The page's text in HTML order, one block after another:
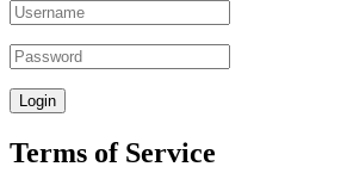
Terms of Service